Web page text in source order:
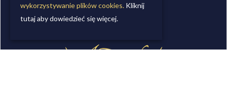
wykorzystywanie plików cookies. Kliknij
tutaj aby dowiedzieć się więcej.